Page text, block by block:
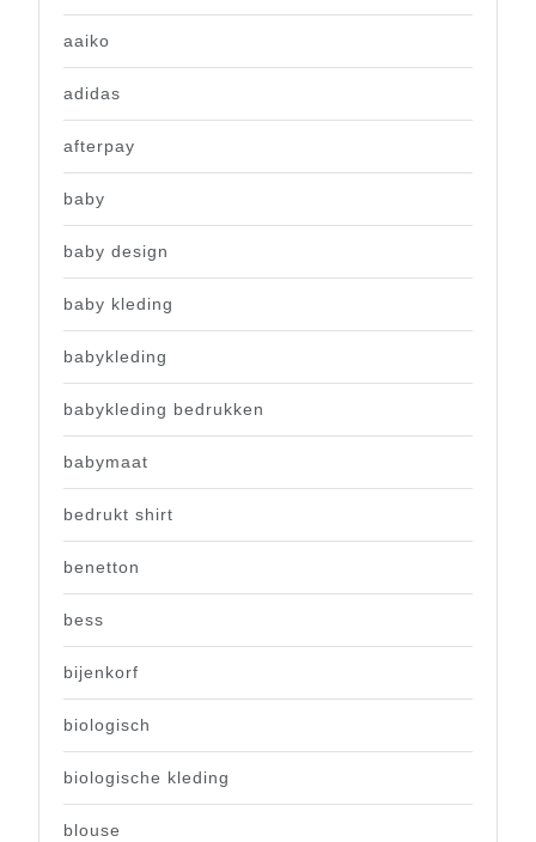
aaiko
adidas
afterpay
baby
baby design
baby kleding
babykleding
babykleding bedrukken
babymaat
bedrukt shirt
benetton
bess
bijenkorf
biologisch
biologische kleding
blouse